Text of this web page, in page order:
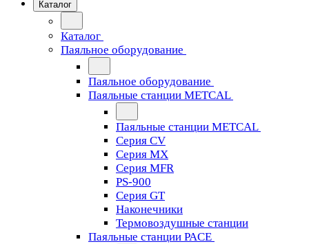
Каталог
Каталог
Паяльное оборудование
Паяльное оборудование
Паяльные станции METCAL
Паяльные станции METCAL
Серия CV
Серия MX
Серия MFR
PS-900
Серия GT
Наконечники
Термовоздушные станции
Паяльные станции PACE